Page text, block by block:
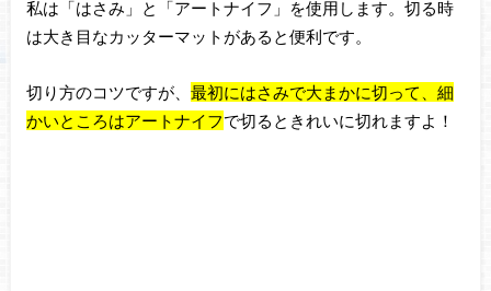
私は「はさみ」と「アートナイフ」を使用します。切る時
は大き目なカッターマットがあると便利です。
切り方のコツですが、 最初にはさみで大まかに切って、細
かいところはアートナイフで切るときれいに切れますよ！